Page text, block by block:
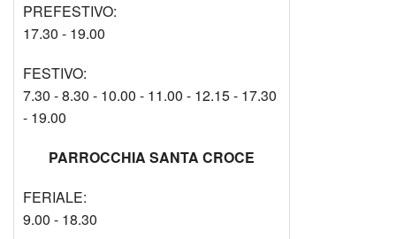
PREFESTIVO:
17.30 - 19.00
FESTIVO:
7.30 - 8.30 - 10.00 - 11.00 - 12.15 - 17.30
- 19.00
PARROCCHIA SANTA CROCE
FERIALE:
9.00 - 18.30